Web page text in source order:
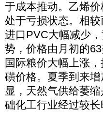
于成本推动。乙烯
处于亏损状态。相
进口PVC大幅减少
势，价格由月初的
国际粮价大幅上涨
磺价格。夏季到来
显，天然气供给萎
础化工行业经过较